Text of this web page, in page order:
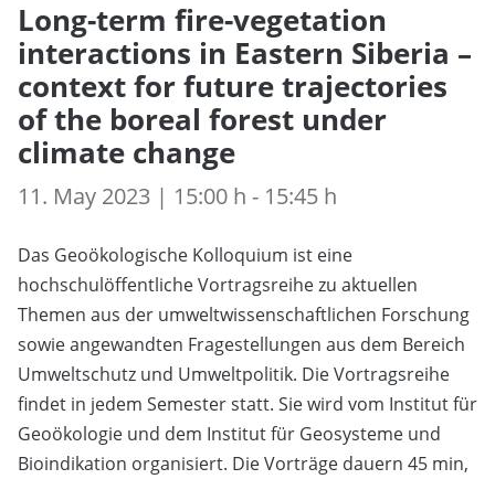
Long-term fire-vegetation
interactions in Eastern Siberia –
context for future trajectories
of the boreal forest under
climate change
11. May 2023 | 15:00 h - 15:45 h
Das Geoökologische Kolloquium ist eine
hochschulöffentliche Vortragsreihe zu aktuellen
Themen aus der umweltwissenschaftlichen Forschung
sowie angewandten Fragestellungen aus dem Bereich
Umweltschutz und Umweltpolitik. Die Vortragsreihe
findet in jedem Semester statt. Sie wird vom Institut für
Geoökologie und dem Institut für Geosysteme und
Bioindikation organisiert. Die Vorträge dauern 45 min,